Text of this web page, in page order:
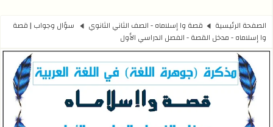
الصفحة الرئيسية قصة وا إسلاماه - الصف الثاني الثانوي
سؤال وجواب | قصة
وا إسلاماه - مدخل القصة - الفصل الدراسي الأول
سؤال وجواب | قصة وا إسلاماه -